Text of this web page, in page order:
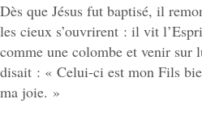
Dès que Jésus fut baptisé, il
les cieux s’ouvrirent : il vit
comme une colombe et venir sur
disait : « Celui-ci est mon Fils
ma joie. »